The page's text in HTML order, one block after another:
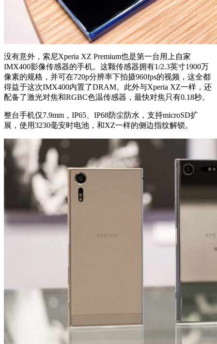
没有意外，索尼Xperia XZ Premium也是第一台用上自家
IMX400影像传感器的手机。这颗传感器拥有1/2.3英寸1900万
像素的规格，并可在720p分辨率下拍摄960fps的视频，这全都
得益于这次IMX400内置了DRAM。此外与Xperia XZ一样，还
配备了激光对焦和RGBC色温传感器，最快对焦只有0.18秒。
整台手机仅7.9mm，IP65、IP68防尘防水，支持microSD扩
展，使用3230毫安时电池，和XZ一样的侧边指纹解锁。